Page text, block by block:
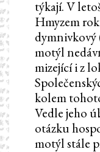
týkají. V
Hmyzem
dymnivkový
motýl
mizející i z
kolem
Vedle jeho
otázku
motýl stále